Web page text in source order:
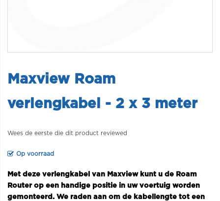
Maxview Roam
verlengkabel - 2 x 3 meter
Wees de eerste die dit product reviewed
Op voorraad
Met deze verlengkabel van Maxview kunt u de Roam
Router op een handige positie in uw voertuig worden
gemonteerd. We raden aan om de kabellengte tot een